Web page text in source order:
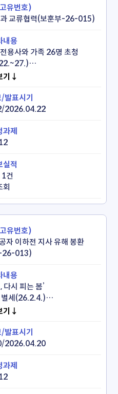
교류협력(보훈부-26-015)
용사와 가족 26명 초청
제75주년 가평전투 기념식
등
기↓
2026.04.22
건
회
자 이하전 지사 유해 봉환
26-013)
다시 피는 봄’
별세(26.2.4.)
충원 봉환식 및 대전현충원
기↓
2026.04.20